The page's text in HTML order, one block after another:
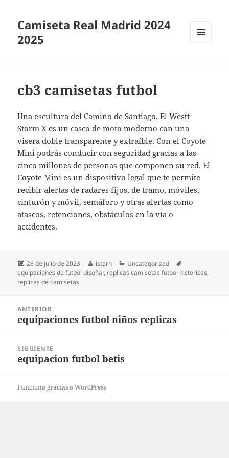
Camiseta Real Madrid 2024
2025
cb3 camisetas futbol
Una escultura del Camino de Santiago. El Westt
Storm X es un casco de moto moderno con una
visera doble transparente y extraíble. Con el Coyote
Mini podrás conducir con seguridad gracias a las
cinco millones de personas que componen su red. El
Coyote Mini es un dispositivo legal que te permite
recibir alertas de radares fijos, de tramo, móviles,
cinturón y móvil, semáforo y otras alertas como
atascos, retenciones, obstáculos en la vía o
accidentes.
Publicado
el
28 de julio de 2023 Autor
istern Categorías
Uncategorized
equipaciones de futbol diseñar, replicas camisetas futbol historicas,
replicas de camisetas
entradas
ANTERIOR
Entrada
equipaciones futbol niños replicas
SIGUIENTE
Entrada
equipacion futbol betis
Funciona gracias a WordPress